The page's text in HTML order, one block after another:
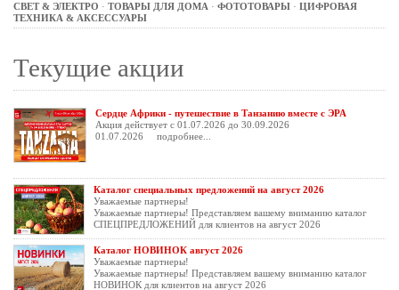
СВЕТ & ЭЛЕКТРО · ТОВАРЫ ДЛЯ ДОМА · ФОТОТОВАРЫ · ЦИФРОВАЯ
ТЕХНИКА & АКСЕССУАРЫ
Текущие акции
Сердце Африки - путешествие в Танзанию вместе с ЭРА
Акция действует с 01.07.2026 до 30.09.2026
01.07.2026
подробнее...
Каталог специальных предложений на август 2026
Уважаемые партнеры!
Уважаемые партнеры! Представляем вашему вниманию каталог
СПЕЦПРЕДЛОЖЕНИЙ для клиентов на август 2026
Каталог НОВИНОК август 2026
Уважаемые партнеры!
Уважаемые партнеры! Представляем вашему вниманию каталог
НОВИНОК для клиентов на август 2026